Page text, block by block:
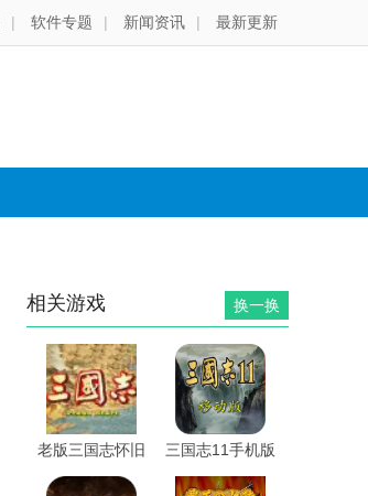
| 软件专题 | 新闻资讯 | 最新更新
换一换
相关游戏
老版三国志怀旧
版
三国志11手机版